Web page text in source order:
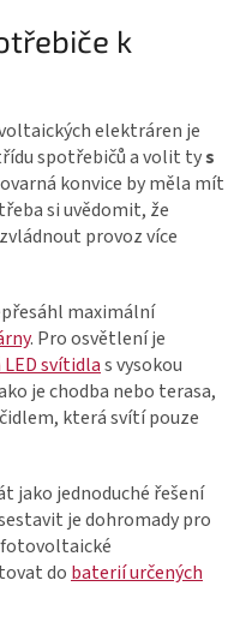
k
elektráren je
spotřebičů a volit tys
konvice by měla mít
si uvědomit, že
provoz více
maximální
. Pro osvětlení je
svítidlas vysokou
je chodba nebo terasa,
, která svítí pouze
jako jednoduché řešení
je dohromady pro
do baterií určených